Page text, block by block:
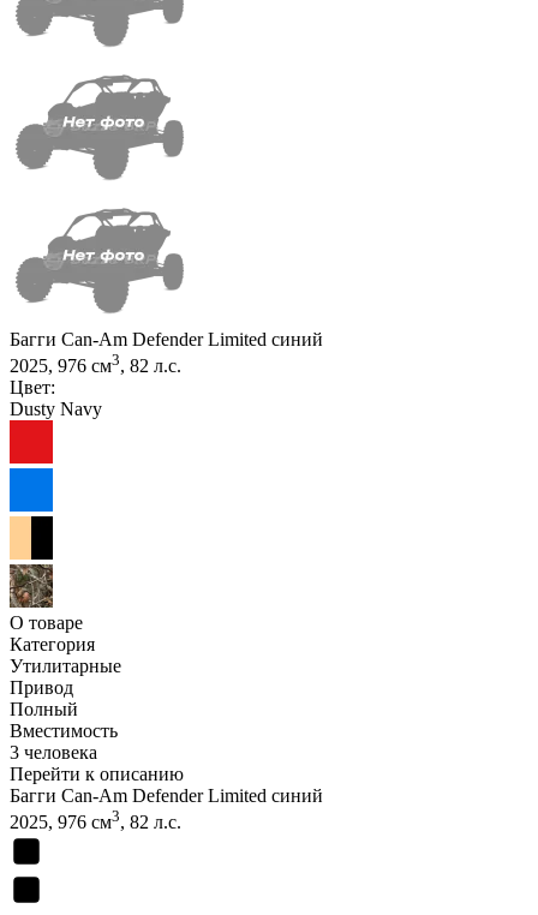
Багги Can-Am Defender Limited синий
2025, 976 см3, 82 л.с.
Цвет:
Dusty Navy
О товаре
Категория
Утилитарные
Привод
Полный
Вместимость
3 человека
Перейти к описанию
Багги Can-Am Defender Limited синий
2025, 976 см3, 82 л.с.